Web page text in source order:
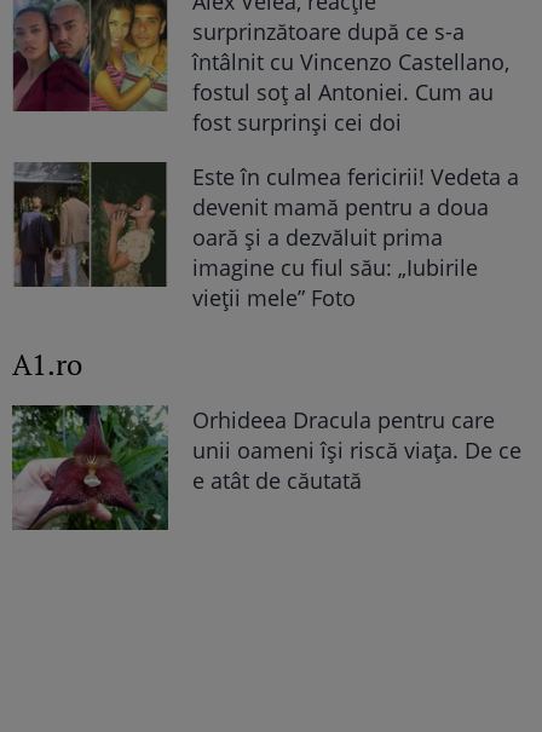
surprinzătoare după ce s-a
întâlnit cu Vincenzo Castellano,
fostul soț al Antoniei. Cum au
fost surprinși cei doi
Este în culmea fericirii! Vedeta a
devenit mamă pentru a doua
oară și a dezvăluit prima
imagine cu fiul său: „Iubirile
vieții mele” Foto
A1.ro
Orhideea Dracula pentru care
unii oameni își riscă viața. De ce
e atât de căutată